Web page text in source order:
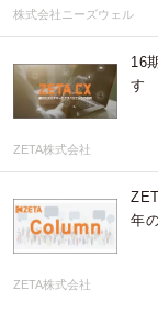
株式会社ニーズウェル
16
す
ZETA株式会社
年
ZETA株式会社